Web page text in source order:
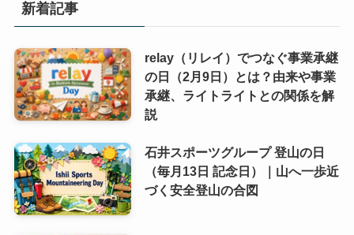
新着記事
relay（リレイ）でつなぐ事業承継
の日（2月9日）とは？由来や事業
承継、ライトライトとの関係を解
説
石井スポーツグループ 登山の日
（毎月13日 記念日）｜山へ一歩近
づく安全登山の合図